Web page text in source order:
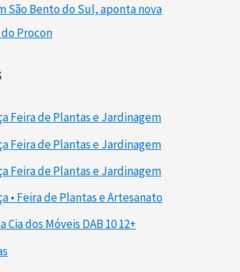
São Bento do Sul, aponta nova
Procon
Feira de Plantas e Jardinagem
Feira de Plantas e Jardinagem
Feira de Plantas e Jardinagem
• Feira de Plantas e Artesanato
Cia dos Móveis DAB 10 12+